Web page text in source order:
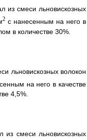
из смеси льновискозных
2 с нанесенным на него в
в количестве 30%.
льновискозных волокон
на него в качестве
4,5%.
из смеси льновискозных